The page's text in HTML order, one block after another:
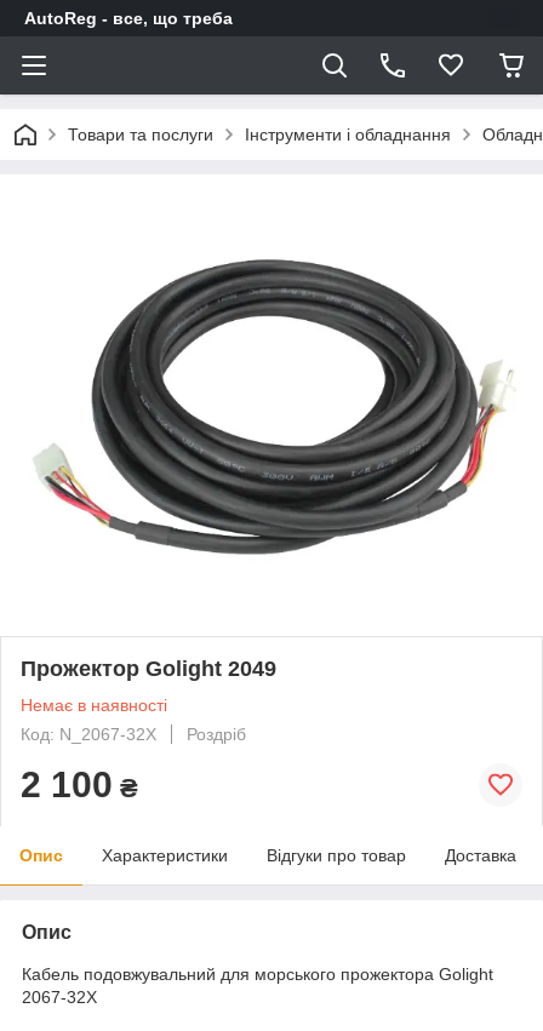
AutoReg - все, що треба
Товари та послуги Інструменти і обладнання
Прожектор Golight 2049
Немає в наявності
Код: N_2067-32X
Роздріб
2 100 ₴
Опис Характеристики Відгуки про товар Доставка
Опис
Кабель подовжувальний для морського прожектора Golight
2067-32X